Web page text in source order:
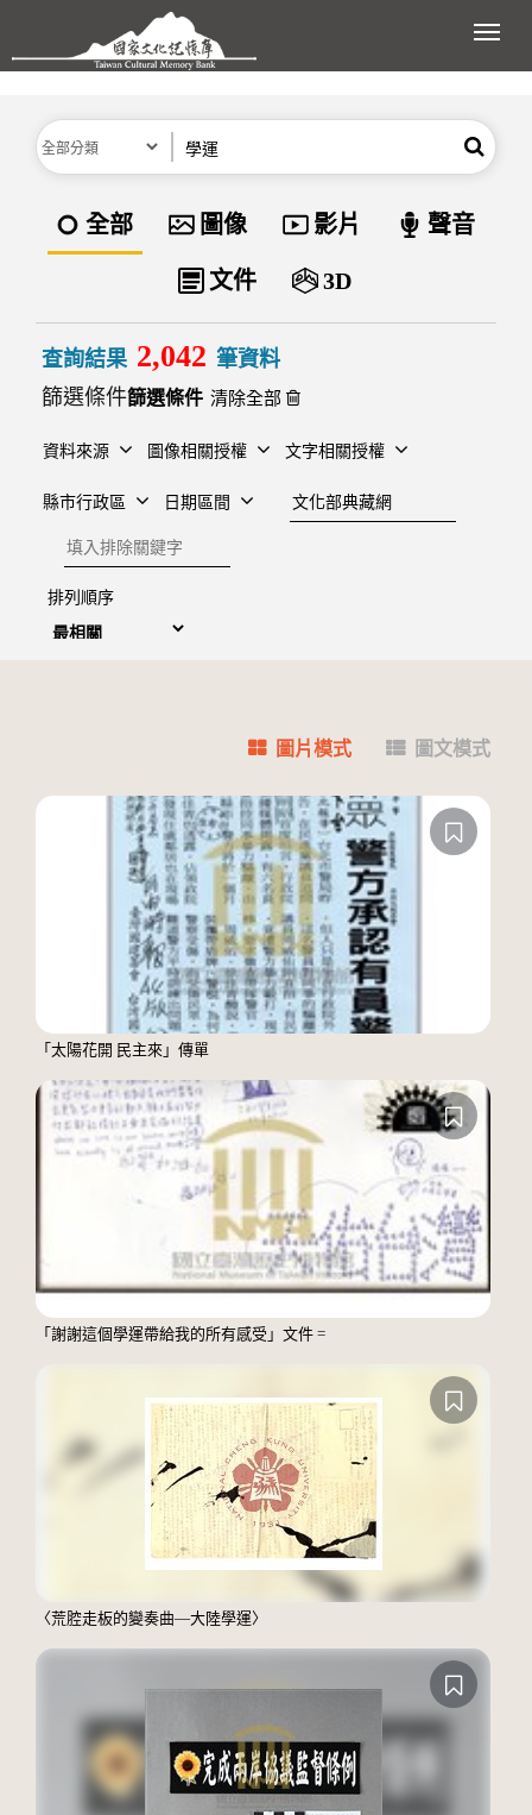
跳到主要內容區塊
展
分類 搜尋
資料類型
全部 圖像 影片 聲音
文件 3D
查詢結果 2,042 筆資料
篩選條件
清除全部
資料來源 圖像相關授權 文字相關授權
縣市行政區 日期區間
建檔單位
排除關鍵字
排列順序
圖片模式 圖文模式
「太陽花開 民主來」傳單
「謝謝這個學運帶給我的所有感受」文件 =
〈荒腔走板的變奏曲—大陸學運〉